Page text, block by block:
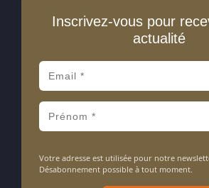
Inscrivez-vous pour
actualité
Votre adresse est utilisée pour notre
Désabonnement possible à tout moment.